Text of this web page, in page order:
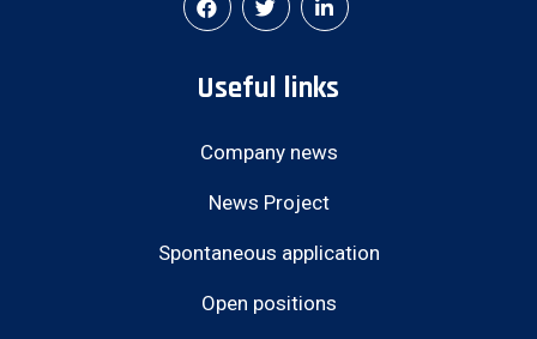
Useful links
Company news
News Project
Spontaneous application
Open positions